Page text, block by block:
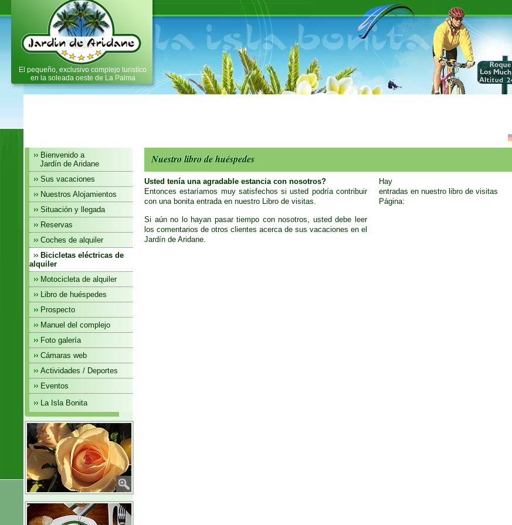
Jardín de Aridane La
Palma,alquiler bungalow La
Palma,apartamentos la
palma,caseros de vacaci�n La
El pequeño, exclusivo complejo turistíco
en la soleada oeste de La Palma
Bienvenido a
Jardín de Aridane
Sus vacaciones
Nuestros Alojamientos
Situación y llegada
Reservas
Coches de alquiler
Bicicletas eléctricas de
alquiler
Motocicleta de alquiler
Libro de huéspedes
Prospecto
Manuel del complejo
Foto galería
Cámaras web
Actividades / Deportes
Eventos
La Isla Bonita
Nuestro libro de huéspedes
Usted tenía una agradable estancia con nosotros?
Entonces estaríamos muy satisfechos si usted podría contribuir
con una bonita entrada en nuestro Libro de visitas.
Si aún no lo hayan pasar tiempo con nosotros, usted debe leer
los comentarios de otros clientes acerca de sus vacaciones en el
Jardín de Aridane.
Hay
entradas en nuestro libro de visitas
Página: